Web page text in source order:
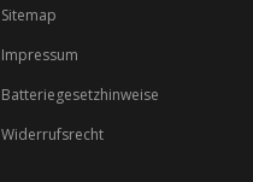
Sitemap
Impressum
Batteriegesetzhinweise
Widerrufsrecht